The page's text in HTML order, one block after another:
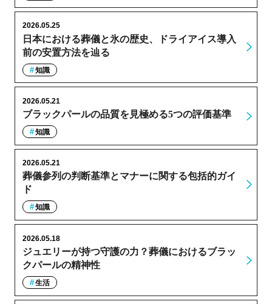
日本における葬儀と氷の歴史、ドライアイス導入
前の安置方法を辿る
2026.05.25
知識
ブラックパールの品質を見極める5つの評価基準
2026.05.21
知識
葬儀参列の判断基準とマナーに関する包括的ガイ
ド
2026.05.21
知識
ジュエリーが持つ守護の力？葬儀におけるブラッ
クパールの精神性
2026.05.18
生活